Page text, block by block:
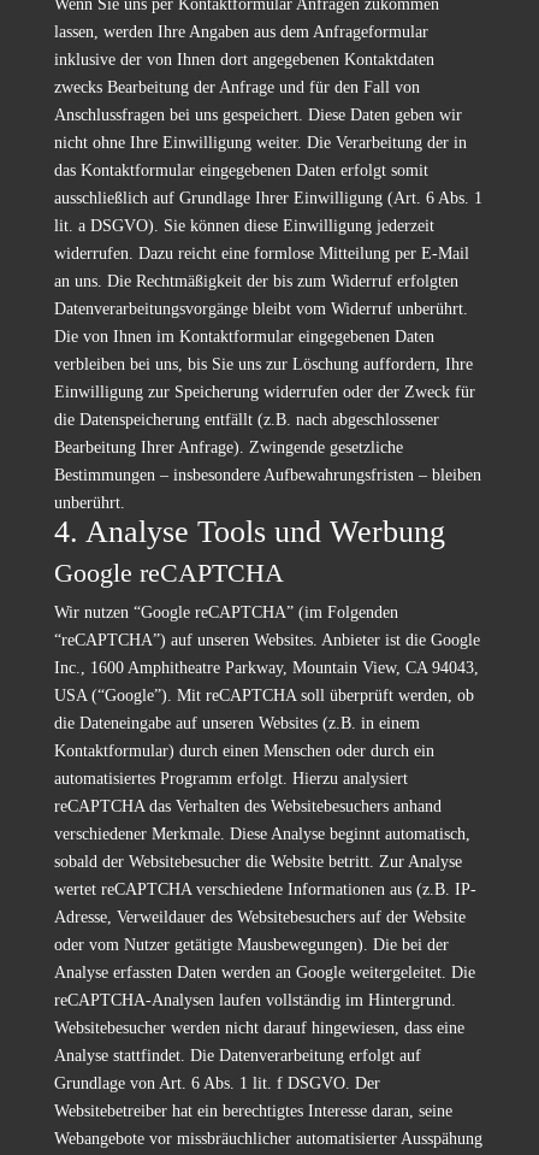
Wenn Sie uns per Kontaktformular Anfragen zukommen
lassen, werden Ihre Angaben aus dem Anfrageformular
inklusive der von Ihnen dort angegebenen Kontaktdaten
zwecks Bearbeitung der Anfrage und für den Fall von
Anschlussfragen bei uns gespeichert. Diese Daten geben wir
nicht ohne Ihre Einwilligung weiter. Die Verarbeitung der in
das Kontaktformular eingegebenen Daten erfolgt somit
ausschließlich auf Grundlage Ihrer Einwilligung (Art. 6 Abs. 1
lit. a DSGVO). Sie können diese Einwilligung jederzeit
widerrufen. Dazu reicht eine formlose Mitteilung per E-Mail
an uns. Die Rechtmäßigkeit der bis zum Widerruf erfolgten
Datenverarbeitungsvorgänge bleibt vom Widerruf unberührt.
Die von Ihnen im Kontaktformular eingegebenen Daten
verbleiben bei uns, bis Sie uns zur Löschung auffordern, Ihre
Einwilligung zur Speicherung widerrufen oder der Zweck für
die Datenspeicherung entfällt (z.B. nach abgeschlossener
Bearbeitung Ihrer Anfrage). Zwingende gesetzliche
Bestimmungen – insbesondere Aufbewahrungsfristen – bleiben
unberührt.
4. Analyse Tools und Werbung
Google reCAPTCHA
Wir nutzen “Google reCAPTCHA” (im Folgenden
“reCAPTCHA”) auf unseren Websites. Anbieter ist die Google
Inc., 1600 Amphitheatre Parkway, Mountain View, CA 94043,
USA (“Google”). Mit reCAPTCHA soll überprüft werden, ob
die Dateneingabe auf unseren Websites (z.B. in einem
Kontaktformular) durch einen Menschen oder durch ein
automatisiertes Programm erfolgt. Hierzu analysiert
reCAPTCHA das Verhalten des Websitebesuchers anhand
verschiedener Merkmale. Diese Analyse beginnt automatisch,
sobald der Websitebesucher die Website betritt. Zur Analyse
wertet reCAPTCHA verschiedene Informationen aus (z.B. IP-
Adresse, Verweildauer des Websitebesuchers auf der Website
oder vom Nutzer getätigte Mausbewegungen). Die bei der
Analyse erfassten Daten werden an Google weitergeleitet. Die
reCAPTCHA-Analysen laufen vollständig im Hintergrund.
Websitebesucher werden nicht darauf hingewiesen, dass eine
Analyse stattfindet. Die Datenverarbeitung erfolgt auf
Grundlage von Art. 6 Abs. 1 lit. f DSGVO. Der
Websitebetreiber hat ein berechtigtes Interesse daran, seine
Webangebote vor missbräuchlicher automatisierter Ausspähung